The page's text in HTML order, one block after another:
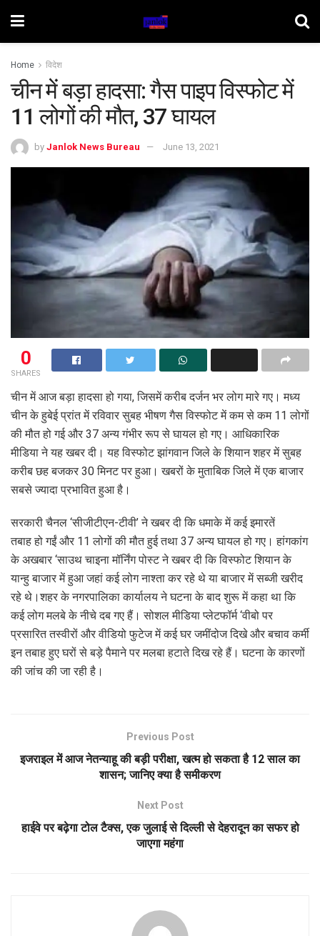
Home विदेश
चीन में बड़ा हादसा: गैस पाइप विस्फोट में
11 लोगों की मौत, 37 घायल
by Janlok News Bureau June 13, 2021
0
SHARES
चीन में आज बड़ा हादसा हो गया, जिसमें करीब दर्जन भर लोग मारे गए। मध्य
चीन के हुबेई प्रांत में रविवार सुबह भीषण गैस विस्फोट में कम से कम 11 लोगों
की मौत हो गई और 37 अन्य गंभीर रूप से घायल हो गए। आधिकारिक
मीडिया ने यह खबर दी। यह विस्फोट झांगवान जिले के शियान शहर में सुबह
करीब छह बजकर 30 मिनट पर हुआ। खबरों के मुताबिक जिले में एक बाजार
सबसे ज्यादा प्रभावित हुआ है।
सरकारी चैनल ‘सीजीटीएन-टीवी’ ने खबर दी कि धमाके में कई इमारतें
तबाह हो गईं और 11 लोगों की मौत हुई तथा 37 अन्य घायल हो गए। हांगकांग
के अखबार ‘साउथ चाइना मॉर्निंग पोस्ट ने खबर दी कि विस्फोट शियान के
यान्हु बाजार में हुआ जहां कई लोग नाश्ता कर रहे थे या बाजार में सब्जी खरीद
रहे थे।शहर के नगरपालिका कार्यालय ने घटना के बाद शुरू में कहा था कि
कई लोग मलबे के नीचे दब गए हैं। सोशल मीडिया प्लेटफॉर्म ‘वीबो पर
प्रसारित तस्वीरों और वीडियो फुटेज में कई घर जमींदोज दिखे और बचाव कर्मी
इन तबाह हुए घरों से बड़े पैमाने पर मलबा हटाते दिख रहे हैं। घटना के कारणों
की जांच की जा रही है।
Previous Post
इजराइल में आज नेतन्याहू की बड़ी परीक्षा, खत्म हो सकता है 12 साल का
शासन; जानिए क्या है समीकरण
Next Post
हाईवे पर बढ़ेगा टोल टैक्स, एक जुलाई से दिल्ली से देहरादून का सफर हो
जाएगा महंगा